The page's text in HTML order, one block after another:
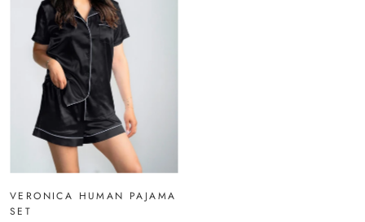
VERONICA HUMAN PAJAMA
SET